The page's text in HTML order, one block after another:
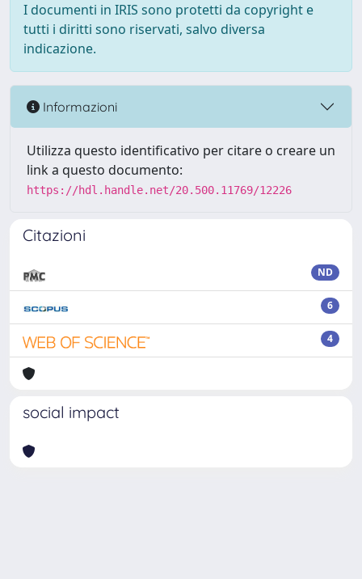
I documenti in IRIS sono protetti da copyright e
tutti i diritti sono riservati, salvo diversa
indicazione.
Informazioni
Utilizza questo identificativo per citare o creare un
link a questo documento:
https://hdl.handle.net/20.500.11769/12226
Citazioni
ND
6
4
social impact